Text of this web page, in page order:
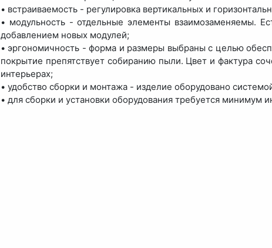
• встраиваемость - регулировка вертикальных и
• модульность - отдельные элементы взаимозаменяемы.
добавлением новых модулей;
• эргономичность - форма и размеры выбраны с целью
покрытие препятствует собиранию пыли. Цвет и фактура
интерьерах;
• удобство сборки и монтажа - изделие оборудовано
• для сборки и установки оборудования требуется минимум